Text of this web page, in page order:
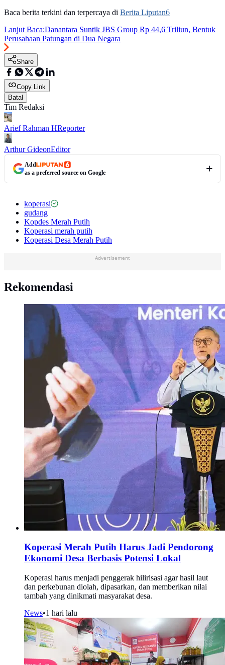
Baca berita terkini dan terpercaya di Berita Liputan6
Lanjut Baca:Danantara Suntik JBS Group Rp 44,6 Triliun, Bentuk
Perusahaan Patungan di Dua Negara
Share
Copy Link
Batal
Tim Redaksi
Arief Rahman HReporter
Arthur GideonEditor
Add
as a preferred source on Google
koperasi
gudang
Kopdes Merah Putih
Koperasi merah putih
Koperasi Desa Merah Putih
Advertisement
Rekomendasi
Koperasi Merah Putih Harus Jadi Pendorong
Ekonomi Desa Berbasis Potensi Lokal
Koperasi harus menjadi penggerak hilirisasi agar hasil laut
dan perkebunan diolah, dipasarkan, dan memberikan nilai
tambah yang dinikmati masyarakat desa.
News•1 hari lalu